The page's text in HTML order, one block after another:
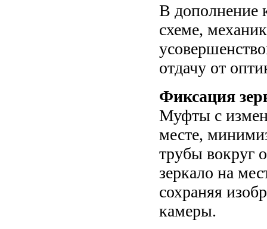
В дополнение
схеме,
отдачу от
Фиксация
Муфты с
месте,
трубы вокруг
зеркало на
сохраняя
камеры.